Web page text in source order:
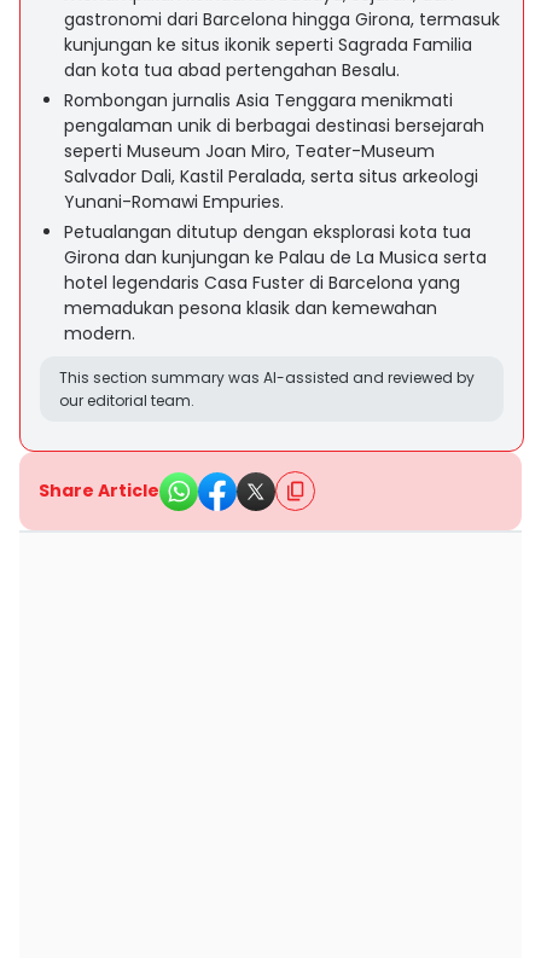
gastronomi dari Barcelona hingga Girona, termasuk
kunjungan ke situs ikonik seperti Sagrada Familia
dan kota tua abad pertengahan Besalu.
Rombongan jurnalis Asia Tenggara menikmati
pengalaman unik di berbagai destinasi bersejarah
seperti Museum Joan Miro, Teater-Museum
Salvador Dali, Kastil Peralada, serta situs arkeologi
Yunani-Romawi Empuries.
Petualangan ditutup dengan eksplorasi kota tua
Girona dan kunjungan ke Palau de La Musica serta
hotel legendaris Casa Fuster di Barcelona yang
memadukan pesona klasik dan kemewahan
modern.
This section summary was AI-assisted and reviewed by
our editorial team.
Share Article